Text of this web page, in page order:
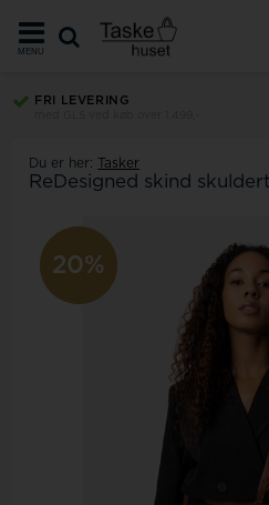
MENU
FRI LEVERING
Du er her: Tasker
ReDesigned skind
20%
20%